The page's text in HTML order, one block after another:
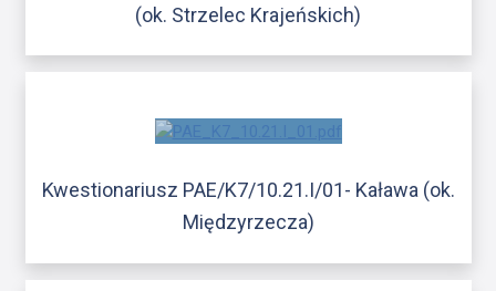
(ok. Strzelec Krajeńskich)
Kwestionariusz PAE/K7/10.21.I/01- Kaława (ok.
Międzyrzecza)